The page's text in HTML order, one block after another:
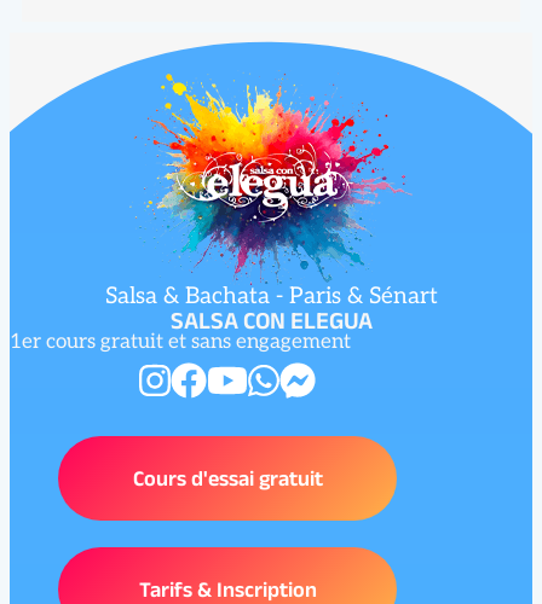
Salsa & Bachata - Paris & Sénart
SALSA CON ELEGUA
1er cours gratuit et sans engagement
Cours d'essai gratuit
Tarifs & Inscription